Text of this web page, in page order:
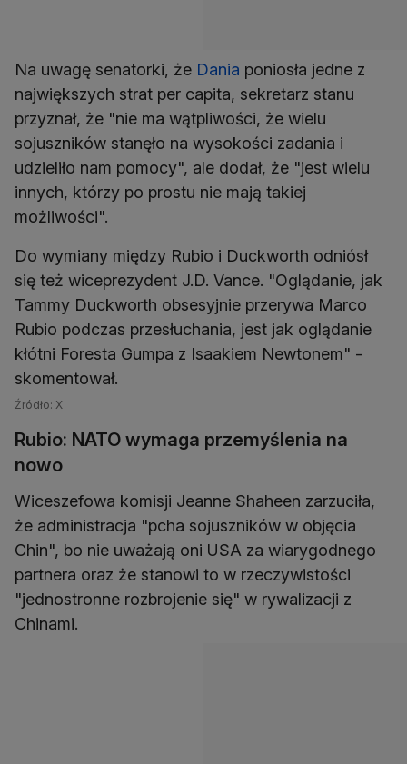
Na uwagę senatorki, że Dania poniosła jedne z
największych strat per capita, sekretarz stanu
przyznał, że "nie ma wątpliwości, że wielu
sojuszników stanęło na wysokości zadania i
udzieliło nam pomocy", ale dodał, że "jest wielu
innych, którzy po prostu nie mają takiej
możliwości".
Do wymiany między Rubio i Duckworth odniósł
się też wiceprezydent J.D. Vance. "Oglądanie, jak
Tammy Duckworth obsesyjnie przerywa Marco
Rubio podczas przesłuchania, jest jak oglądanie
kłótni Foresta Gumpa z Isaakiem Newtonem" -
skomentował.
Źródło: X
Rubio: NATO wymaga przemyślenia na
nowo
Wiceszefowa komisji Jeanne Shaheen zarzuciła,
że administracja "pcha sojuszników w objęcia
Chin", bo nie uważają oni USA za wiarygodnego
partnera oraz że stanowi to w rzeczywistości
"jednostronne rozbrojenie się" w rywalizacji z
Chinami.